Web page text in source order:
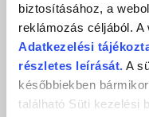
biztosításához, a
reklámozás céljából. A
Adatkezelési
részletes leírását. A
későbbiekben
található Süti kezelési